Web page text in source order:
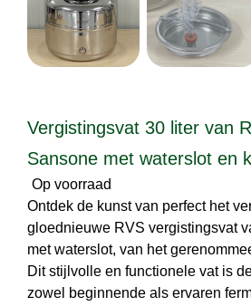
Vergistingsvat 30 liter van
Sansone met waterslot en
Op voorraad
Ontdek de kunst van perfect het
gloednieuwe RVS vergistingsvat
met waterslot, van het
Dit stijlvolle en functionele vat is
zowel beginnende als ervaren